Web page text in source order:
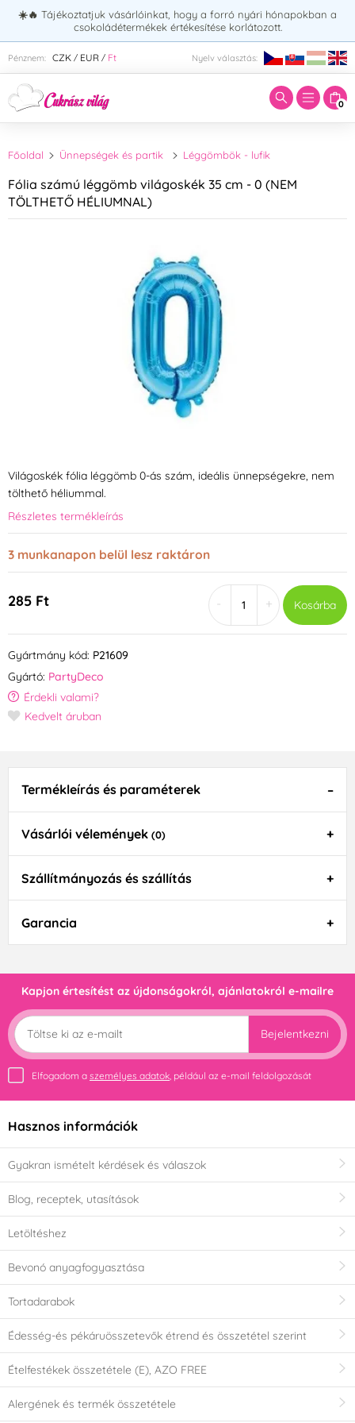
☀️🔥 Tájékoztatjuk vásárlóinkat, hogy a forró nyári hónapokban a
csokoládétermékek értékesítése korlátozott.
Pénznem: CZK / EUR / Ft Nyelv választás:
0
Adja meg a keresett kifejezést:
Főoldal Ünnepségek és partik Léggömbök - lufik
Fólia számú léggömb világoskék 35 cm - 0 (NEM
TÖLTHETŐ HÉLIUMNAL)
Világoskék fólia léggömb 0-ás szám, ideális ünnepségekre, nem
tölthető héliummal.
Részletes termékleírás
3 munkanapon belül lesz raktáron
285 Ft + Kosárba
Gyártmány kód: P21609
Gyártó: PartyDeco
Érdekli valami?
Kedvelt áruban
Termékleírás és paraméterek
Vásárlói vélemények (0)
Szállítmányozás és szállítás
Garancia
Kapjon értesítést az újdonságokról, ajánlatokról e-mailre
Bejelentkezni
Elfogadom a személyes adatok , például az e-mail feldolgozását
Hasznos információk
Gyakran ismételt kérdések és válaszok
Blog, receptek, utasítások
Letöltéshez
Bevonó anyagfogyasztása
Tortadarabok
Édesség-és pékáruösszetevők étrend és összetétel szerint
Ételfestékek összetétele (E), AZO FREE
Alergének és termék összetétele